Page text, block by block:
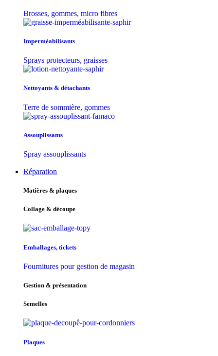
Brosses, gommes, micro fibres
Imperméabilisants
Sprays protecteurs, graisses
Nettoyants & détachants
Terre de sommière, gommes
Assouplissants
Spray assouplissants
Réparation
Matières & plaques
Collage & découpe
Emballages, tickets
Fournitures pour gestion de magasin
Gestion & présentation
Semelles
Plaques